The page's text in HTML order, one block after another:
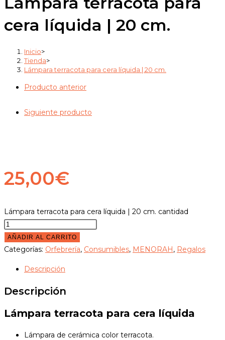
cera líquida | 20 cm.
Inicio>
Tienda>
Lámpara terracota para cera líquida | 20 cm.
Producto anterior
Siguiente producto
25,00€
Lámpara terracota para cera líquida | 20 cm. cantidad
AÑADIR AL CARRITO
Categorías: Orfebrería, Consumibles, MENORAH, Regalos
Descripción
Descripción
Lámpara terracota para cera líquida
Lámpara de cerámica color terracota.